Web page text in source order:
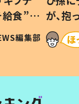
食”を
和の親
編集部
が、
「涙が
い」